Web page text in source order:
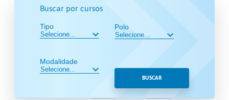
Buscar por cursos
Tipo
Modalidade
Polo
BUSCAR